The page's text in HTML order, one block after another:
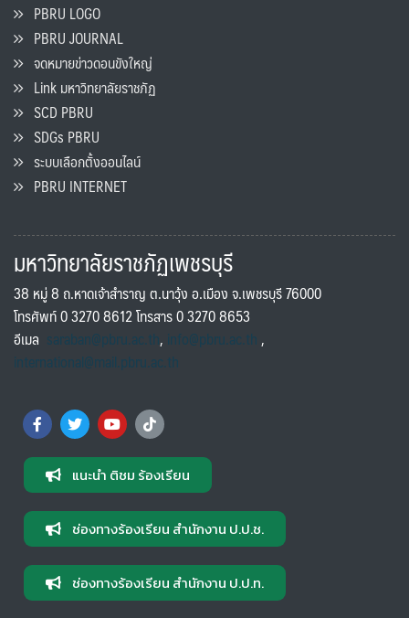
PBRU LOGO
PBRU JOURNAL
จดหมายข่าวดอนขังใหญ่
Link มหาวิทยาลัยราชภัฏ
SCD PBRU
SDGs PBRU
ระบบเลือกตั้งออนไลน์
PBRU INTERNET
มหาวิทยาลัยราชภัฏเพชรบุรี
38 หมู่ 8 ถ.หาดเจ้าสำราญ ต.นาวุ้ง อ.เมือง จ.เพชรบุรี 76000
โทรศัพท์ 0 3270 8612 โทรสาร 0 3270 8653
อีเมล saraban@pbru.ac.th, info@pbru.ac.th,
international@mail.pbru.ac.th
แนะนำ ติชม ร้องเรียน
ช่องทางร้องเรียน สำนักงาน ป.ป.ช.
ช่องทางร้องเรียน สำนักงาน ป.ป.ท.